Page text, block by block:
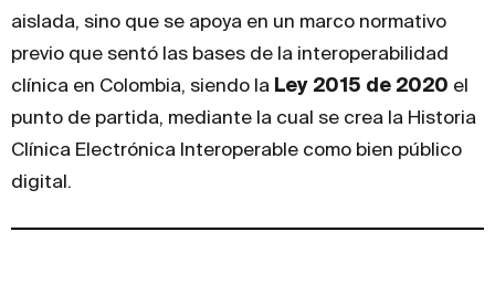
aislada, sino que se apoya en un marco normativo
previo que sentó las bases de la interoperabilidad
clínica en Colombia, siendo la Ley 2015 de 2020 el
punto de partida, mediante la cual se crea la Historia
Clínica Electrónica Interoperable como bien público
digital.